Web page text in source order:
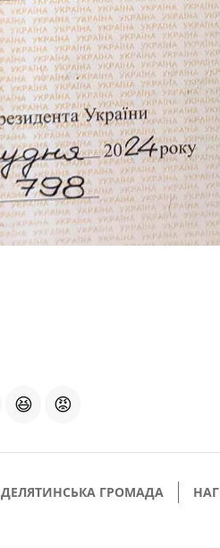
😆 😡
ДЕЛЯТИНСЬКА ГРОМАДА